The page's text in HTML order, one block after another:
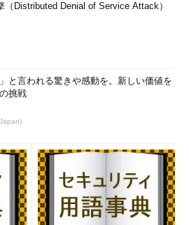
（Distributed Denial of Service Attack）
」と言われる驚きや感動を。新しい価値を
挑戦